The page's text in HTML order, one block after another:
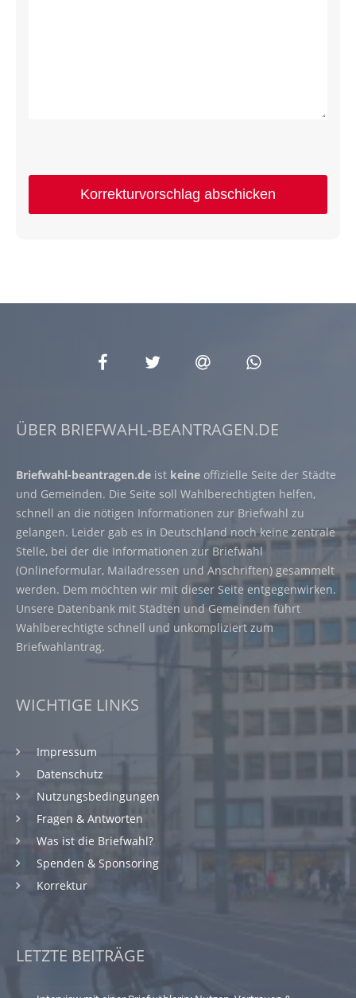
Korrekturvorschlag abschicken
ÜBER BRIEFWAHL-BEANTRAGEN.DE
Briefwahl-beantragen.de ist keine offizielle Seite der Städte
und Gemeinden. Die Seite soll Wahlberechtigten helfen,
schnell an die nötigen Informationen zur Briefwahl zu
gelangen. Leider gab es in Deutschland noch keine zentrale
Stelle, bei der die Informationen zur Briefwahl
(Onlineformular, Mailadressen und Anschriften) gesammelt
werden. Dem möchten wir mit dieser Seite entgegenwirken.
Unsere Datenbank mit Städten und Gemeinden führt
Wahlberechtigte schnell und unkompliziert zum
Briefwahlantrag.
WICHTIGE LINKS
Impressum
Datenschutz
Nutzungsbedingungen
Fragen & Antworten
Was ist die Briefwahl?
Spenden & Sponsoring
Korrektur
LETZTE BEITRÄGE